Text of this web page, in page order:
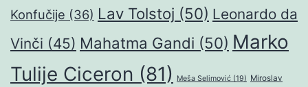
Konfučije (36) Lav Tolstoj (50) Leonardo da
Vinči (45) Mahatma Gandi (50) Marko
Tulije Ciceron (81) Meša Selimović (19) Miroslav